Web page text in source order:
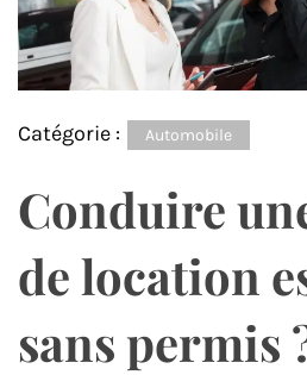
Catégorie : Automobile
Conduire
de location
sans permis